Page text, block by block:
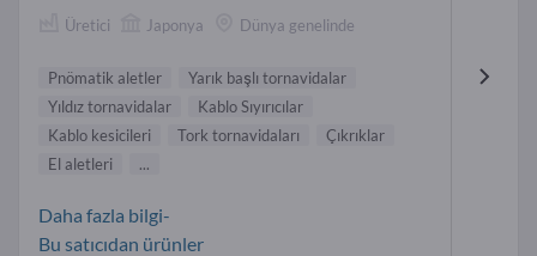
Üretici Japonya Dünya genelinde
Pnömatik aletler
Yarık başlı tornavidalar
Yıldız tornavidalar
Kablo Sıyırıcılar
Kablo kesicileri
Tork tornavidaları
Çıkrıklar
El aletleri
...
Daha fazla bilgi-
Bu satıcıdan ürünler